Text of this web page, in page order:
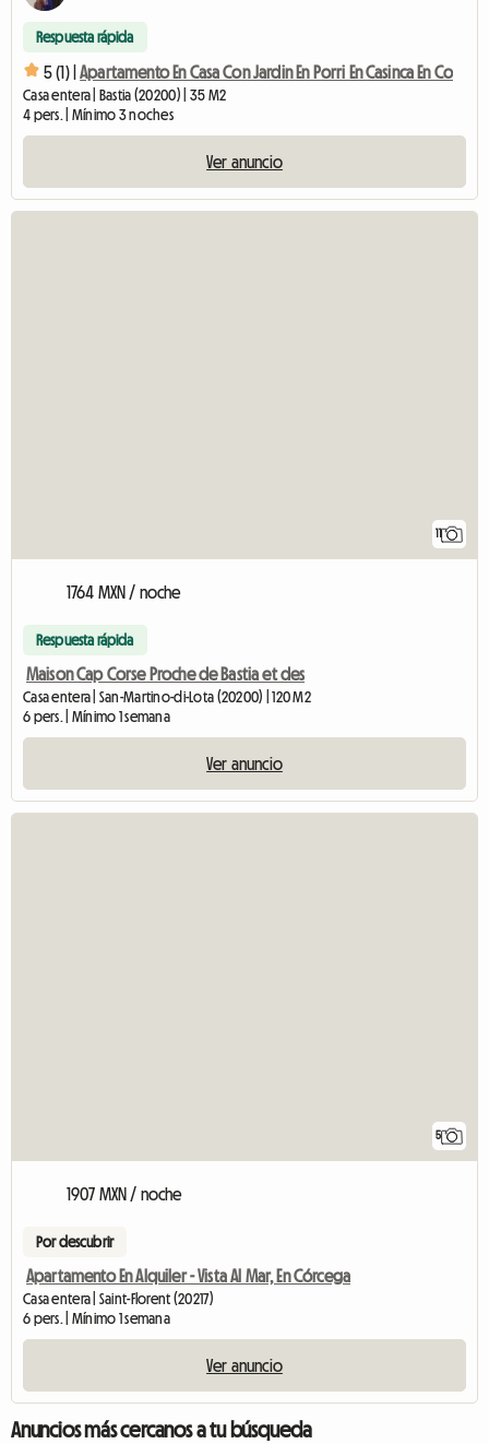
Respuesta rápida
5 (1) | Apartamento En Casa Con Jardin En Porri En Casinca En Co
Casa entera | Bastia (20200) | 35 M2
4 pers. | Mínimo 3 noches
Ver anuncio
11
1764 MXN / noche
Respuesta rápida
Maison Cap Corse Proche de Bastia et des
Casa entera | San-Martino-di-Lota (20200) | 120 M2
6 pers. | Mínimo 1 semana
Ver anuncio
5
1907 MXN / noche
Por descubrir
Apartamento En Alquiler - Vista Al Mar, En Córcega
Casa entera | Saint-Florent (20217)
6 pers. | Mínimo 1 semana
Ver anuncio
Anuncios más cercanos a tu búsqueda